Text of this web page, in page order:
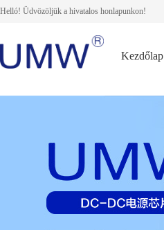
Helló! Üdvözöljük a hivatalos honlapunkon!
Kezdőlap